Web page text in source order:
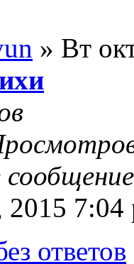
» Вт
2015 7:04
ответов